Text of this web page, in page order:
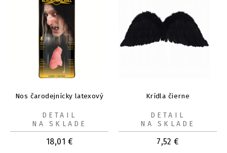
Nos čarodejnícky latexový
18,01 €
DETAIL
NA SKLADE
Krídla čierne
7,52 €
DETAIL
NA SKLADE